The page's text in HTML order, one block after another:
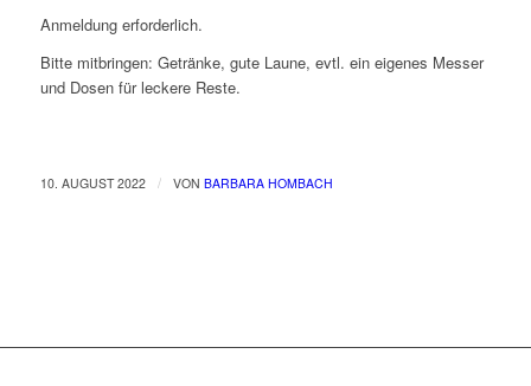
Anmeldung erforderlich.
Bitte mitbringen: Getränke, gute Laune, evtl. ein eigenes Messer
und Dosen für leckere Reste.
10. AUGUST 2022 / VON BARBARA HOMBACH